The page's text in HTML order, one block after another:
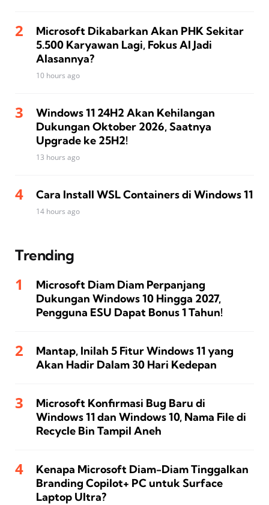
Microsoft Dikabarkan Akan PHK Sekitar
5.500 Karyawan Lagi, Fokus AI Jadi
Alasannya?
10 hours ago
Windows 11 24H2 Akan Kehilangan
Dukungan Oktober 2026, Saatnya
Upgrade ke 25H2!
13 hours ago
Cara Install WSL Containers di Windows 11
14 hours ago
Trending
Microsoft Diam Diam Perpanjang
Dukungan Windows 10 Hingga 2027,
Pengguna ESU Dapat Bonus 1 Tahun!
Mantap, Inilah 5 Fitur Windows 11 yang
Akan Hadir Dalam 30 Hari Kedepan
Microsoft Konfirmasi Bug Baru di
Windows 11 dan Windows 10, Nama File di
Recycle Bin Tampil Aneh
Kenapa Microsoft Diam-Diam Tinggalkan
Branding Copilot+ PC untuk Surface
Laptop Ultra?